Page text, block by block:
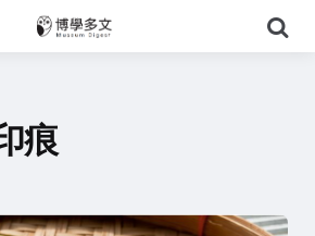
尋
痕